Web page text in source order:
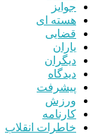
جوایز
هسته ای
قضایی
یاران
دیگران
دیدگاه
پیشرفت
ورزش
کارنامه
خاطرات انقلاب